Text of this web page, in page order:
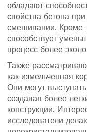
обладают
свойства бетона
смешивании. Кроме
способствует
процесс более
Также
как измельченная
Они могут
создавая более
конструкции.
исследователи